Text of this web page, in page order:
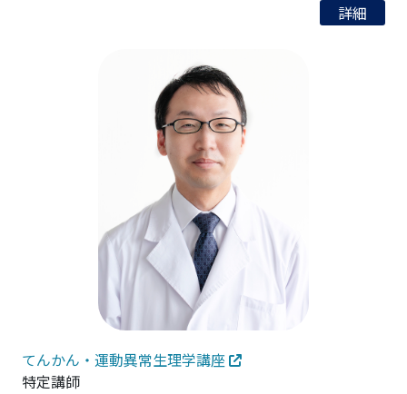
詳細
てんかん・運動異常生理学講座
特定講師